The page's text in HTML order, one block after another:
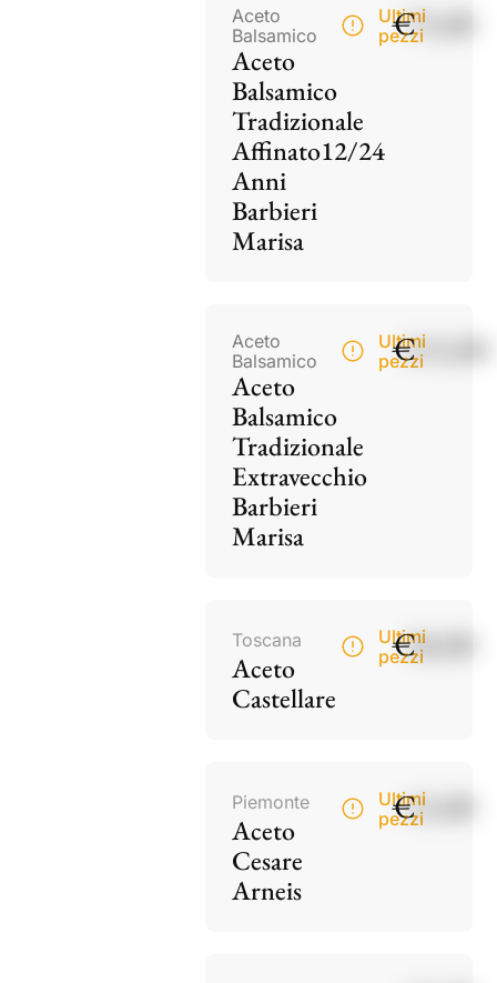
Aceto
Balsamico
Aceto
Balsamico
Tradizionale
Affinato12/24
Anni
Barbieri
Marisa
Ultimi
pezzi
€75,00
Aceto
Balsamico
Aceto
Balsamico
Tradizionale
Extravecchio
Barbieri
Marisa
Ultimi
pezzi
€115,00
Toscana
Aceto
Castellare
Ultimi
pezzi
€18,00
Piemonte
Aceto
Cesare
Arneis
Ultimi
pezzi
€15,00